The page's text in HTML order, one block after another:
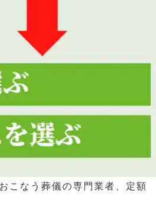
こなう葬儀の専門業者、定額